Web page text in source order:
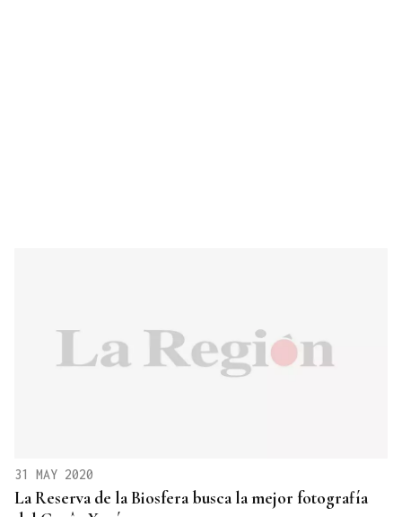
31 MAY 2020
La Reserva de la Biosfera busca la mejor fotografía